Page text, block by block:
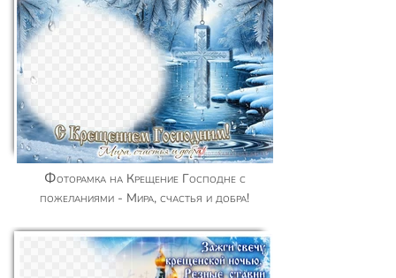
Фоторамка на Крещение Господне с
пожеланиями - Мира, счастья и добра!